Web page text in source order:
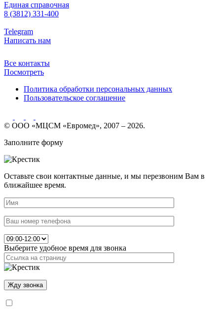
Единая справочная
8 (3812) 331-400
Telegram
Написать нам
Все контакты
Посмотреть
Политика обработки персональных данных
Пользовательское соглашение
© ООО «МЦСМ «Евромед», 2007 – 2026.
Заполните форму
Оставьте свои контактные данные, и мы перезвоним Вам в
ближайшее время.
Выберите удобное время для звонка